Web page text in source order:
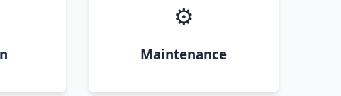
⚙️
Maintenance